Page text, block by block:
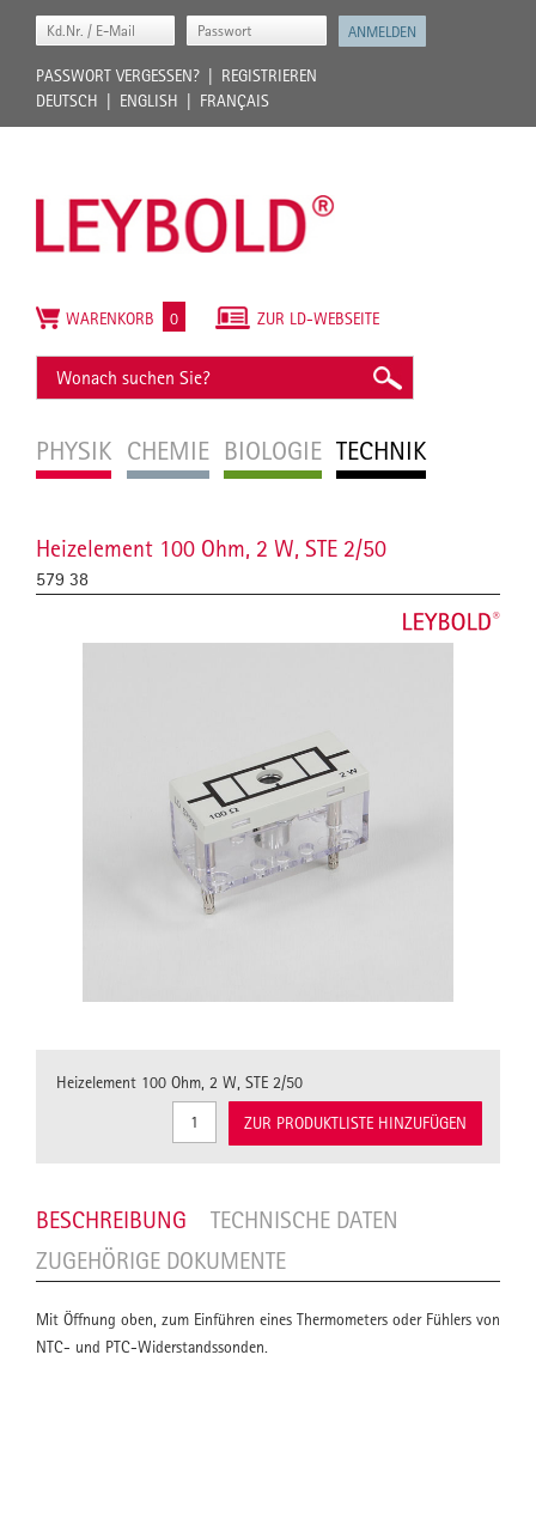
PASSWORT VERGESSEN?
REGISTRIEREN
DEUTSCH
ENGLISH FRANÇAIS
PHYSIK CHEMIE BIOLOGIE TECHNIK
ZUR LD-WEBSEITE
WARENKORB 0
Heizelement 100 Ohm, 2 W, STE 2/50
579 38
Heizelement 100 Ohm, 2 W, STE 2/50
ZUR PRODUKTLISTE HINZUFÜGEN
BESCHREIBUNG
TECHNISCHE DATEN
ZUGEHÖRIGE DOKUMENTE
Mit Öffnung oben, zum Einführen eines Thermometers oder Fühlers von
NTC- und PTC-Widerstandssonden.